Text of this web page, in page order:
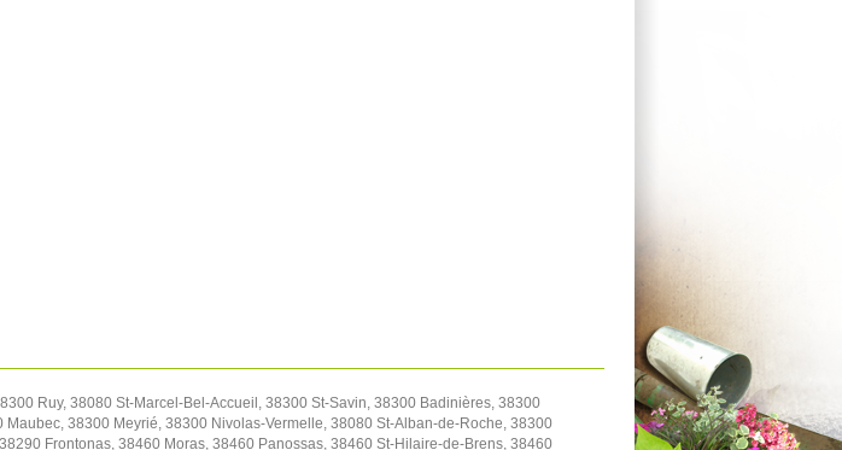
Ruy, 38080 St-Marcel-Bel-Accueil, 38300 St-Savin, 38300 Badinières, 38300
38300 Meyrié, 38300 Nivolas-Vermelle, 38080 St-Alban-de-Roche, 38300
Frontonas, 38460 Moras, 38460 Panossas, 38460 St-Hilaire-de-Brens, 38460